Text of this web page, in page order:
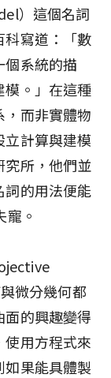
）這個名詞
科寫道：「數
個系統的描
模。」在這種
而非實體物
立計算與建模
所，他們並
詞的用法便能
。
微分幾何都
的興趣變得
用方程式來
果能具體製